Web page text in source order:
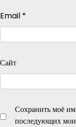
Email *
Сайт
Сохранить моё
последующих